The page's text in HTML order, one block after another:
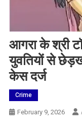
आगरा के श्री
युवतियों से
केस दर्ज
Crime
February 9, 2026